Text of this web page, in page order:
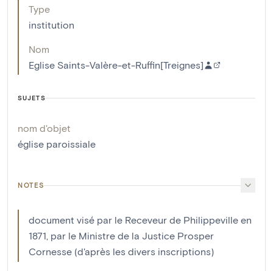
Type
institution
Nom
Eglise Saints-Valère-et-Ruffin[Treignes]
SUJETS
nom d'objet
église paroissiale
NOTES
document visé par le Receveur de Philippeville en
1871, par le Ministre de la Justice Prosper
Cornesse (d'après les divers inscriptions)